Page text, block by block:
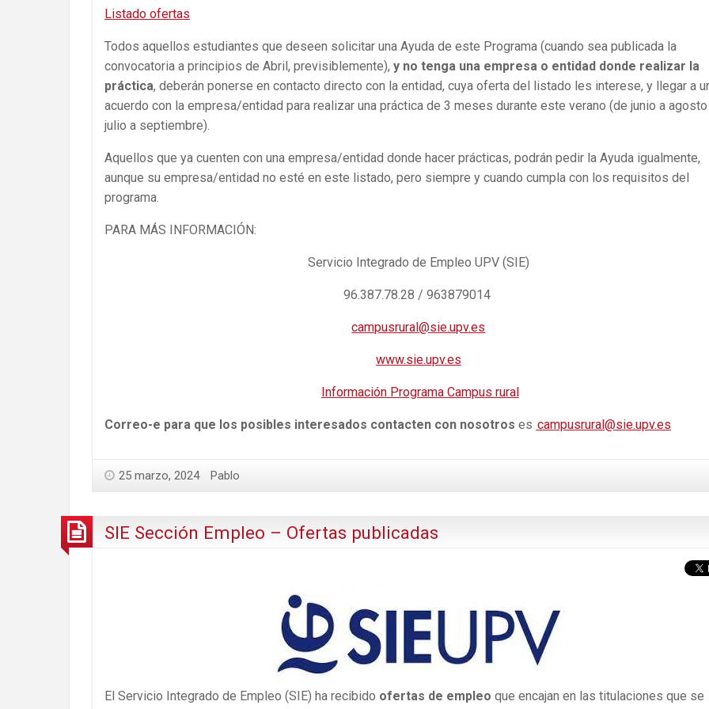
Listado ofertas
Todos aquellos estudiantes que deseen solicitar una Ayuda de este Programa (cuando sea publicada la
convocatoria a principios de Abril, previsiblemente), y no tenga una empresa o entidad donde realizar la
práctica, deberán ponerse en contacto directo con la entidad, cuya oferta del listado les interese, y llegar a
acuerdo con la empresa/entidad para realizar una práctica de 3 meses durante este verano (de junio a
julio a septiembre).
Aquellos que ya cuenten con una empresa/entidad donde hacer prácticas, podrán pedir la Ayuda igualmente,
aunque su empresa/entidad no esté en este listado, pero siempre y cuando cumpla con los requisitos del
programa.
PARA MÁS INFORMACIÓN:
Servicio Integrado de Empleo UPV (SIE)
96.387.78.28 / 963879014
campusrural@sie.upv.es
www.sie.upv.es
Información Programa Campus rural
Correo-e para que los posibles interesados contacten con nosotros es campusrural@sie.upv.es
25 marzo, 2024 Pablo
SIE Sección Empleo – Ofertas publicadas
El Servicio Integrado de Empleo (SIE) ha recibido ofertas de empleo que encajan en las titulaciones que se